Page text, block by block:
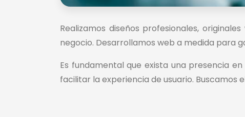
Realizamos diseños profesionales,
negocio. Desarrollamos web a medida para
Es fundamental que exista una presencia
facilitar la experiencia de usuario.